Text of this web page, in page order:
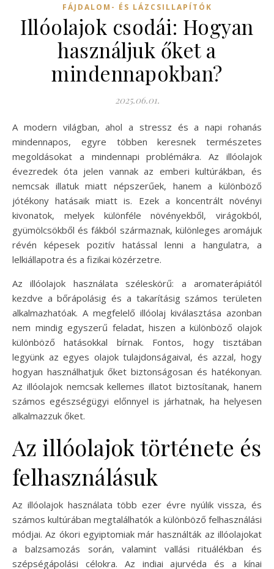
FÁJDALOM- ÉS LÁZCSILLAPÍTÓK
Illóolajok csodái: Hogyan
használjuk őket a
mindennapokban?
2025.06.01.
A modern világban, ahol a stressz és a napi rohanás
mindennapos, egyre többen keresnek természetes
megoldásokat a mindennapi problémákra. Az illóolajok
évezredek óta jelen vannak az emberi kultúrákban, és
nemcsak illatuk miatt népszerűek, hanem a különböző
jótékony hatásaik miatt is. Ezek a koncentrált növényi
kivonatok, melyek különféle növényekből, virágokból,
gyümölcsökből és fákból származnak, különleges aromájuk
révén képesek pozitív hatással lenni a hangulatra, a
lelkiállapotra és a fizikai közérzetre.
Az illóolajok használata széleskörű: a aromaterápiától
kezdve a bőrápolásig és a takarításig számos területen
alkalmazhatóak. A megfelelő illóolaj kiválasztása azonban
nem mindig egyszerű feladat, hiszen a különböző olajok
különböző hatásokkal bírnak. Fontos, hogy tisztában
legyünk az egyes olajok tulajdonságaival, és azzal, hogy
hogyan használhatjuk őket biztonságosan és hatékonyan.
Az illóolajok nemcsak kellemes illatot biztosítanak, hanem
számos egészségügyi előnnyel is járhatnak, ha helyesen
alkalmazzuk őket.
Az illóolajok története és
felhasználásuk
Az illóolajok használata több ezer évre nyúlik vissza, és
számos kultúrában megtalálhatók a különböző felhasználási
módjai. Az ókori egyiptomiak már használták az illóolajokat
a balzsamozás során, valamint vallási rituálékban és
szépségápolási célokra. Az indiai ajurvéda és a kínai